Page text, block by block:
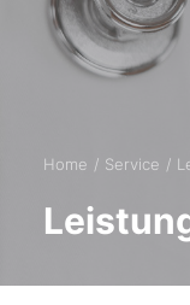
Home Service